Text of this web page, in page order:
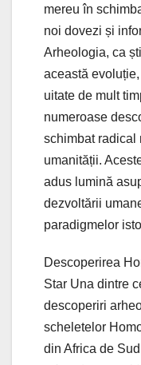
mereu în
noi dovezi și
Arheologia, ca
această
uitate de mult
numeroase
schimbat radical
umanității.
adus lumină
dezvoltării
paradigmelor
Descoperirea
Star Una dintre
descoperiri
scheletelor
din Africa de